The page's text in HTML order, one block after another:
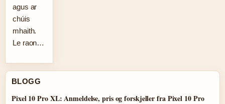
agus ar
chúis
mhaith.
Le raon…
BLOGG
Pixel 10 Pro XL: Anmeldelse, pris og forskjeller fra Pixel 10 Pro